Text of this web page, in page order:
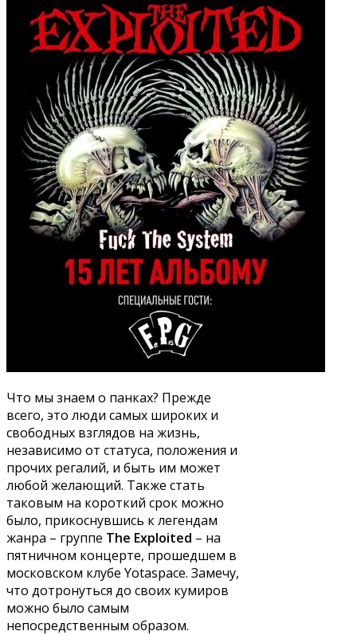
Что мы знаем о панках? Прежде
всего, это люди самых широких и
свободных взглядов на жизнь,
независимо от статуса, положения и
прочих регалий, и быть им может
любой желающий. Также стать
таковым на короткий срок можно
было, прикоснувшись к легендам
жанра – группе The Exploited – на
пятничном концерте, прошедшем в
московском клубе Yotaspace. Замечу,
что дотронуться до своих кумиров
можно было самым
непосредственным образом.